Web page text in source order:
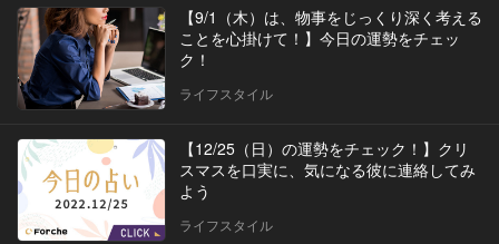
【9/1（木）は、物事をじっくり深く考える
ことを心掛けて！】今日の運勢をチェッ
ク！
ライフスタイル
【12/25（日）の運勢をチェック！】クリ
スマスを口実に、気になる彼に連絡してみ
よう
ライフスタイル